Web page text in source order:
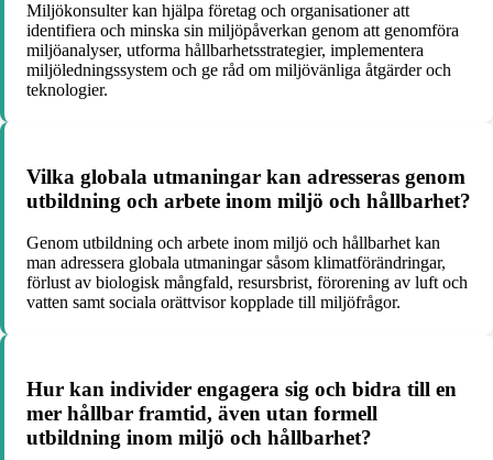
Miljökonsulter kan hjälpa företag och organisationer att
identifiera och minska sin miljöpåverkan genom att genomföra
miljöanalyser, utforma hållbarhetsstrategier, implementera
miljöledningssystem och ge råd om miljövänliga åtgärder och
teknologier.
Vilka globala utmaningar kan adresseras genom
utbildning och arbete inom miljö och hållbarhet?
Genom utbildning och arbete inom miljö och hållbarhet kan
man adressera globala utmaningar såsom klimatförändringar,
förlust av biologisk mångfald, resursbrist, förorening av luft och
vatten samt sociala orättvisor kopplade till miljöfrågor.
Hur kan individer engagera sig och bidra till en
mer hållbar framtid, även utan formell
utbildning inom miljö och hållbarhet?